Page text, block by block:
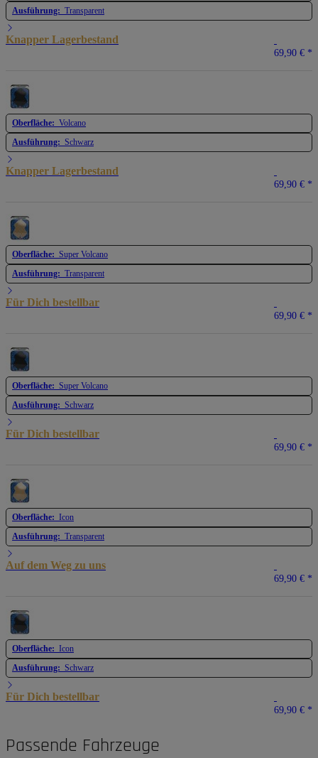
Ausführung: Transparent
Knapper Lagerbestand
69,90 € *
Oberfläche: Volcano
Ausführung: Schwarz
Knapper Lagerbestand
69,90 € *
Oberfläche: Super Volcano
Ausführung: Transparent
Für Dich bestellbar
69,90 € *
Oberfläche: Super Volcano
Ausführung: Schwarz
Für Dich bestellbar
69,90 € *
Oberfläche: Icon
Ausführung: Transparent
Auf dem Weg zu uns
69,90 € *
Oberfläche: Icon
Ausführung: Schwarz
Für Dich bestellbar
69,90 € *
Passende Fahrzeuge